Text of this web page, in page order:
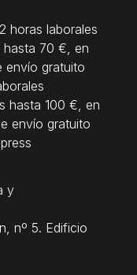
horas laborales
70 €, en
envío gratuito
hasta 100 €, en
envío gratuito
y
nº 5. Edificio